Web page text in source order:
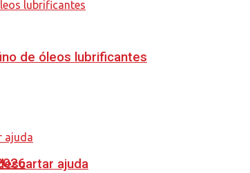
de óleos lubrificantes
ajuda